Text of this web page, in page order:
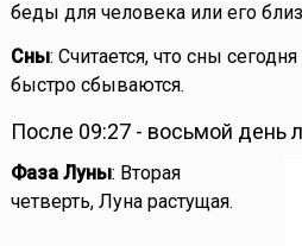
беды для человека или его
Сны: Считается, что сны
быстро сбываются.
После 09:27 - восьмой день
Фаза Луны: Вторая
четверть, Луна растущая.